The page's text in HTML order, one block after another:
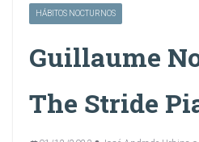
HÁBITOS NOCTURNOS
Guillaume
The Stride